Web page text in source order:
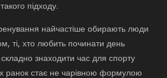
підходу.
найчастіше обирають люди
ті, хто любить починати день
знаходити час для спорту
ранок стає не чарівною формулою